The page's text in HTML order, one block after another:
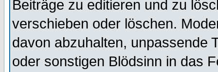
Beiträge zu editieren und zu
verschieben oder löschen.
davon abzuhalten, unpassende
oder sonstigen Blödsinn in das